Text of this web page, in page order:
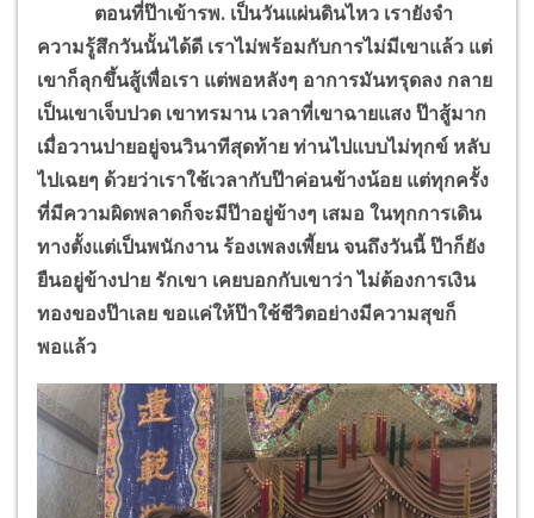
ตอนที่ป๊าเข้ารพ. เป็นวันแผ่นดินไหว เรายังจำ
ความรู้สึกวันนั้นได้ดี เราไม่พร้อมกับการไม่มีเขาแล้ว แต่
เขาก็ลุกขึ้นสู้เพื่อเรา แต่พอหลังๆ อาการมันทรุดลง กลาย
เป็นเขาเจ็บปวด เขาทรมาน เวลาที่เขาฉายแสง ป๊าสู้มาก
เมื่อวานปายอยู่จนวินาทีสุดท้าย ท่านไปแบบไม่ทุกข์ หลับ
ไปเฉยๆ ด้วยว่าเราใช้เวลากับป๊าค่อนข้างน้อย แต่ทุกครั้ง
ที่มีความผิดพลาดก็จะมีป๊าอยู่ข้างๆ เสมอ ในทุกการเดิน
ทางตั้งแต่เป็นพนักงาน ร้องเพลงเพี้ยน จนถึงวันนี้ ป๊าก็ยัง
ยืนอยู่ข้างปาย รักเขา เคยบอกกับเขาว่า ไม่ต้องการเงิน
ทองของป๊าเลย ขอแค่ให้ป๊าใช้ชีวิตอย่างมีความสุขก็
พอแล้ว